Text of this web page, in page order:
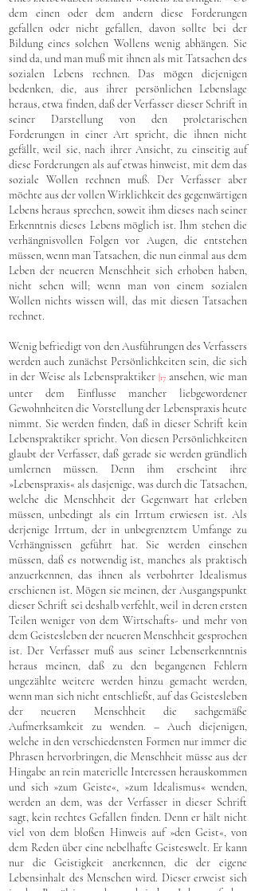
dem einen oder dem andern diese Forderungen
gefallen oder nicht gefallen, davon sollte bei der
Bildung eines solchen Wollens wenig abhängen. Sie
sind da, und man muß mit ihnen als mit Tatsachen des
sozialen Lebens rechnen. Das mögen diejenigen
bedenken, die, aus ihrer persönlichen Lebenslage
heraus, etwa finden, daß der Verfasser dieser Schrift in
seiner Darstellung von den proletarischen
Forderungen in einer Art spricht, die ihnen nicht
gefällt, weil sie, nach ihrer Ansicht, zu einseitig auf
diese Forderungen als auf etwas hinweist, mit dem das
soziale Wollen rechnen muß. Der Verfasser aber
möchte aus der vollen Wirklichkeit des gegenwärtigen
Lebens heraus sprechen, soweit ihm dieses nach seiner
Erkenntnis dieses Lebens möglich ist. Ihm stehen die
verhängnisvollen Folgen vor Augen, die entstehen
müssen, wenn man Tatsachen, die nun einmal aus dem
Leben der neueren Menschheit sich erhoben haben,
nicht sehen will; wenn man von einem sozialen
Wollen nichts wissen will, das mit diesen Tatsachen
rechnet.
Wenig befriedigt von den Ausführungen des Verfassers
werden auch zunächst Persönlichkeiten sein, die sich
in der Weise als Lebenspraktiker 17 ansehen, wie man
unter dem Einflusse mancher liebgewordener
Gewohnheiten die Vorstellung der Lebenspraxis heute
nimmt. Sie werden finden, daß in dieser Schrift kein
Lebenspraktiker spricht. Von diesen Persönlichkeiten
glaubt der Verfasser, daß gerade sie werden gründlich
umlernen müssen. Denn ihm erscheint ihre
»Lebenspraxis« als dasjenige, was durch die Tatsachen,
welche die Menschheit der Gegenwart hat erleben
müssen, unbedingt als ein Irrtum erwiesen ist. Als
derjenige Irrtum, der in unbegrenztem Umfange zu
Verhängnissen geführt hat. Sie werden einsehen
müssen, daß es notwendig ist, manches als praktisch
anzuerkennen, das ihnen als verbohrter Idealismus
erschienen ist. Mögen sie meinen, der Ausgangspunkt
dieser Schrift sei deshalb verfehlt, weil in deren ersten
Teilen weniger von dem Wirtschafts- und mehr von
dem Geistesleben der neueren Menschheit gesprochen
ist. Der Verfasser muß aus seiner Lebenserkenntnis
heraus meinen, daß zu den begangenen Fehlern
ungezählte weitere werden hinzu gemacht werden,
wenn man sich nicht entschließt, auf das Geistesleben
der neueren Menschheit die sachgemäße
Aufmerksamkeit zu wenden. – Auch diejenigen,
welche in den verschiedensten Formen nur immer die
Phrasen hervorbringen, die Menschheit müsse aus der
Hingabe an rein materielle Interessen herauskommen
und sich »zum Geiste«, »zum Idealismus« wenden,
werden an dem, was der Verfasser in dieser Schrift
sagt, kein rechtes Gefallen finden. Denn er hält nicht
viel von dem bloßen Hinweis auf »den Geist«, von
dem Reden über eine nebelhafte Geisteswelt. Er kann
nur die Geistigkeit anerkennen, die der eigene
Lebensinhalt des Menschen wird. Dieser erweist sich